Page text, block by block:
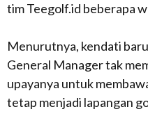
tim Teegolf.id beberapa
Menurutnya, kendati
General Manager tak
upayanya untuk
tetap menjadi lapangan